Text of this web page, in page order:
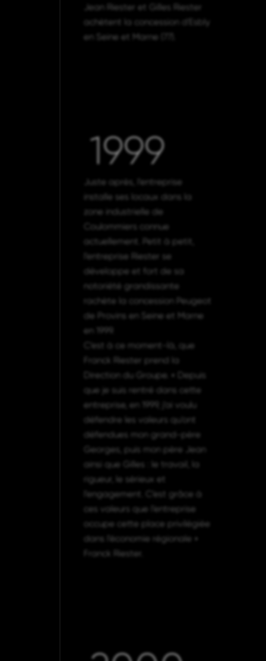
Jean Riester et Gilles Riester
achètent la concession d'Esbly
en Seine et Marne (77).
1999
Juste après, l’entreprise
installe ses locaux dans la
zone industrielle de
Coulommiers connue
actuellement. Petit à petit,
l’entreprise Riester se
développe et fort de sa
notoriété grandissante
rachète la concession Peugeot
de Provins en Seine et Marne
en 1999.
C’est à ce moment-là, que
Franck Riester prend la
Direction du Groupe. « Depuis
que je suis rentré dans cette
entreprise, en 1999, j’ai voulu
défendre les valeurs qu’ont
défendues mon grand-père
Georges, puis mon père Jean
ainsi que Gilles : le travail, la
rigueur, le sérieux et
l’engagement. C’est grâce à
ces valeurs que l’entreprise
occupe cette place privilégiée
dans l’économie régionale »
Franck Riester.